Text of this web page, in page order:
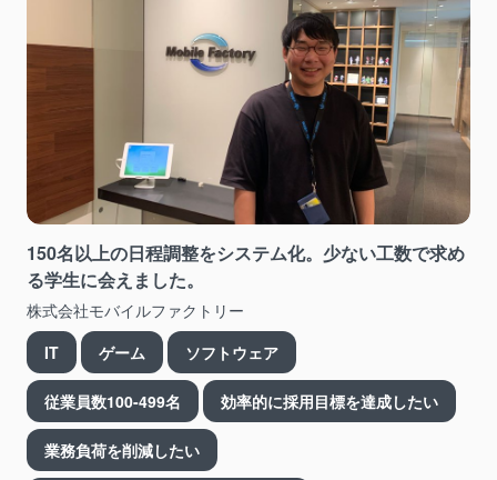
150名以上の日程調整をシステム化。少ない工数で求め
る学生に会えました。
株式会社モバイルファクトリー
IT
ゲーム ソフトウェア
従業員数100-499名 効率的に採用目標を達成したい
業務負荷を削減したい